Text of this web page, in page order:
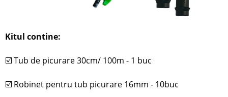
Kitul contine:
☑️Tub de picurare 30cm/ 100m - 1 buc
☑️ Robinet pentru tub picurare 16mm - 10buc